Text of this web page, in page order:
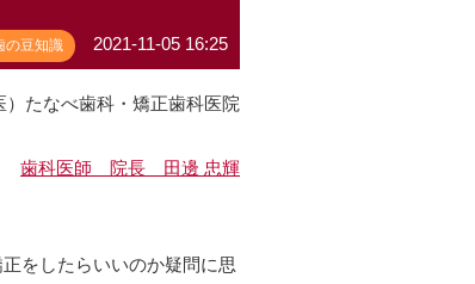
の豆知識 2021-11-05 16:25
たなべ歯科・矯正歯科医院
歯科医師 院長 田邊 忠輝
をしたらいいのか疑問に思